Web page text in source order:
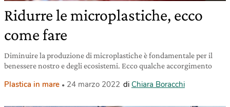
Ridurre le microplastiche, ecco
come fare
Diminuire la produzione di microplastiche è fondamentale per il
benessere nostro e degli ecosistemi. Ecco qualche accorgimento
Plastica in mare 24 marzo 2022 di Chiara Boracchi